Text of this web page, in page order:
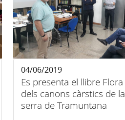
Es presenta el llibre Flora
dels canons càrstics de la
serra de Tramuntana
04/06/2019